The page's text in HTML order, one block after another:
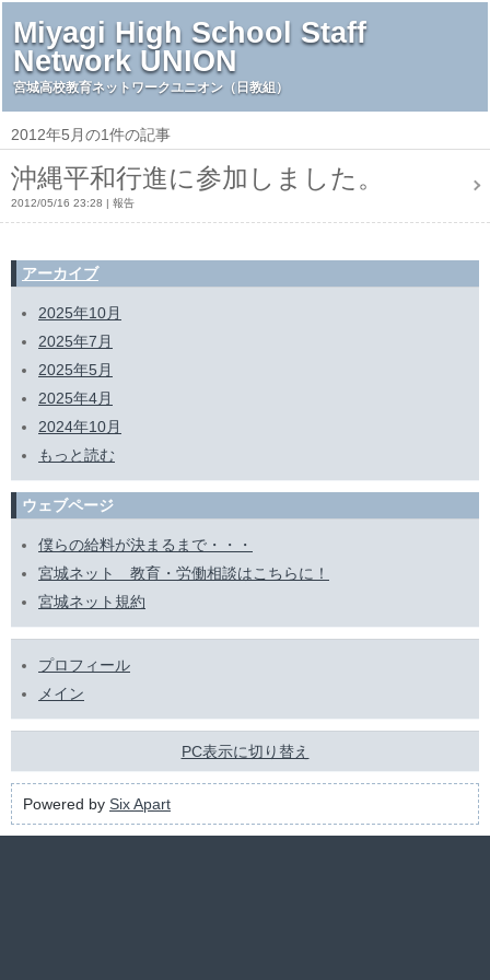
Miyagi High School Staff
Network UNION
宮城高校教育ネットワークユニオン（日教組）
2012年5月の1件の記事
沖縄平和行進に参加しました。
2012/05/16 23:28 報告
アーカイブ
2025年10月
2025年7月
2025年5月
2025年4月
2024年10月
もっと読む
ウェブページ
僕らの給料が決まるまで・・・
宮城ネット 教育・労働相談はこちらに！
宮城ネット規約
プロフィール
メイン
PC表示に切り替え
Powered by Six Apart